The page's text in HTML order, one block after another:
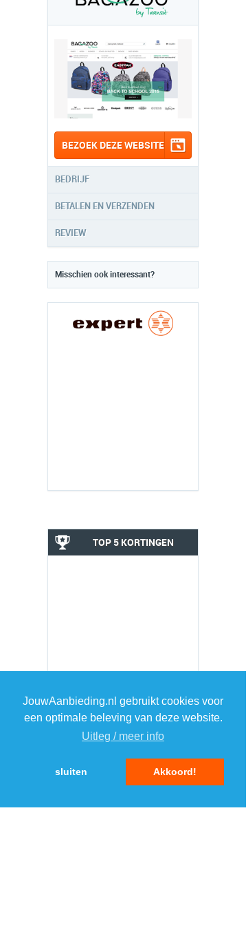
JouwAanbieding.nl gebruikt cookies voor
een optimale beleving van deze website.
Uitleg / meer info
sluiten Akkoord!
BEZOEK DEZE WEBSITE
BEDRIJF
BETALEN EN VERZENDEN
REVIEW
Misschien ook interessant?
TOP 5 KORTINGEN